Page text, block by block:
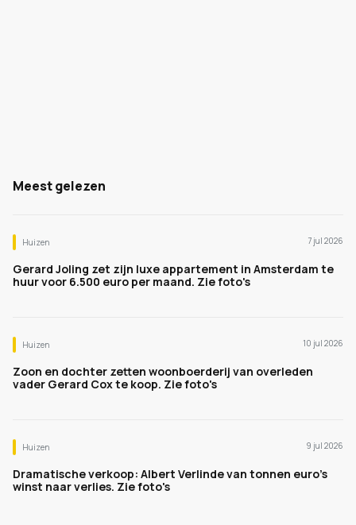
Meest gelezen
Huizen 7 jul 2026
Gerard Joling zet zijn luxe appartement in Amsterdam te
huur voor 6.500 euro per maand. Zie foto's
Huizen 10 jul 2026
Zoon en dochter zetten woonboerderij van overleden
vader Gerard Cox te koop. Zie foto's
Huizen 9 jul 2026
Dramatische verkoop: Albert Verlinde van tonnen euro's
winst naar verlies. Zie foto's